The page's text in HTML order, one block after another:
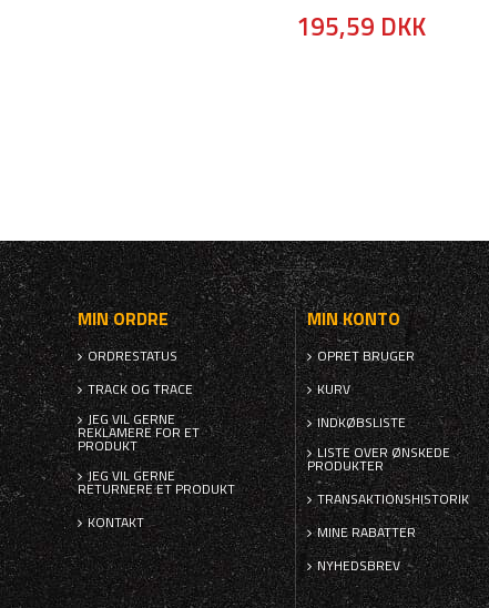
195,59 DKK
MIN ORDRE
ORDRESTATUS
TRACK OG TRACE
JEG VIL GERNE
REKLAMERE FOR ET
PRODUKT
JEG VIL GERNE
RETURNERE ET PRODUKT
KONTAKT
MIN KONTO
OPRET BRUGER
KURV
INDKØBSLISTE
LISTE OVER ØNSKEDE
PRODUKTER
TRANSAKTIONSHISTORIK
MINE RABATTER
NYHEDSBREV